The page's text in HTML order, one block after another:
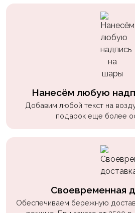
Нанесём любую
Добавим любой текст на
подарок еще более
Своевременная
Обеспечиваем бережную